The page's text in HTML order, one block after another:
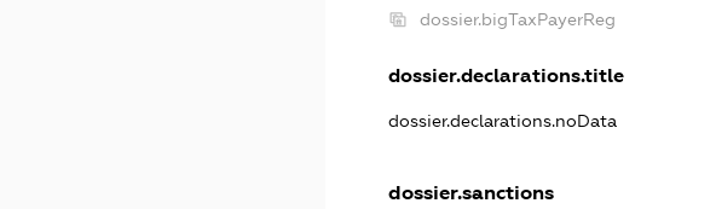
dossier.bigTaxPayerReg
dossier.declarations.title
dossier.declarations.noData
dossier.sanctions